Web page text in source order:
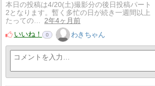
本日の投稿は4/20(土)撮影分の後日投稿パート
2となります。暫く多忙の日が続き一週間以上
たっての…
2年4ヶ月前
いいね！
0 わきちゃん